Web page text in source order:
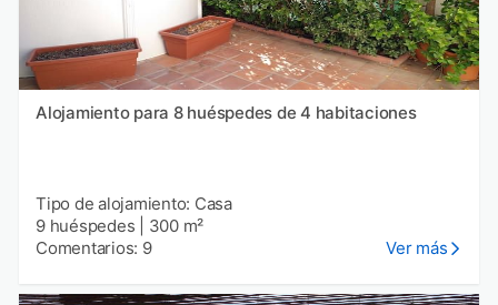
Alojamiento para 8 huéspedes de 4 habitaciones
Tipo de alojamiento: Casa
9 huéspedes
300 m²
Comentarios: 9
Ver más